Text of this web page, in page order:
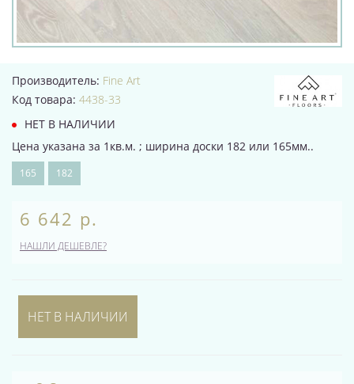
Производитель: Fine Art
Код товара: 4438-33
НЕТ В НАЛИЧИИ
Цена указана за 1кв.м. ; ширина доски 182 или 165мм..
165 182
6 642 р.
НАШЛИ ДЕШЕВЛЕ?
НЕТ В НАЛИЧИИ